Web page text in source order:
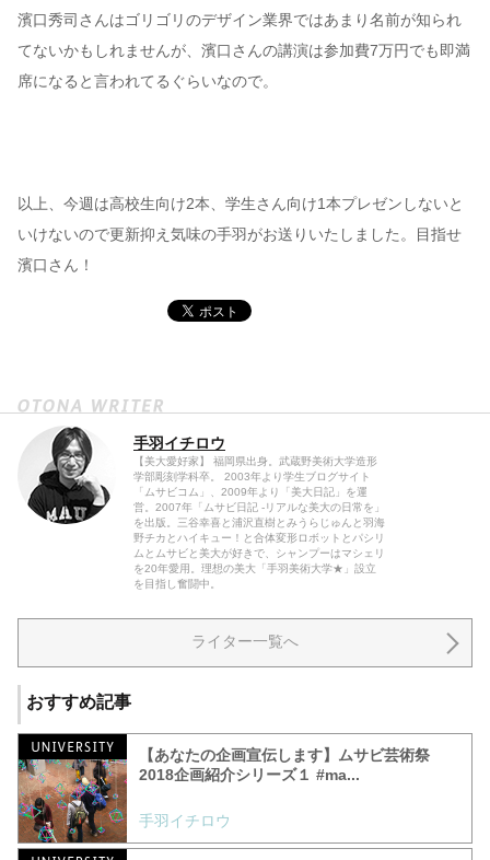
濱口秀司さんはゴリゴリのデザイン業界ではあまり名前が知られ
てないかもしれませんが、濱口さんの講演は参加費7万円でも即満
席になると言われてるぐらいなので。
以上、今週は高校生向け2本、学生さん向け1本プレゼンしないと
いけないので更新抑え気味の手羽がお送りいたしました。目指せ
濱口さん！
手羽イチロウ
【美大愛好家】 福岡県出身。武蔵野美術大学造形
学部彫刻学科卒。 2003年より学生ブログサイト
「ムサビコム」、2009年より「美大日記」を運
営。2007年「ムサビ日記 -リアルな美大の日常を」
を出版。三谷幸喜と浦沢直樹とみうらじゅんと羽海
野チカとハイキュー！と合体変形ロボットとパシリ
ムとムサビと美大が好きで、シャンプーはマシェリ
を20年愛用。理想の美大「手羽美術大学★」設立
を目指し奮闘中。
ライター一覧へ
おすすめ記事
【あなたの企画宣伝します】ムサビ芸術祭
2018企画紹介シリーズ１ #‎ma...
手羽イチロウ